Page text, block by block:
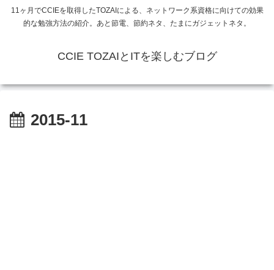
11ヶ月でCCIEを取得したTOZAIによる、ネットワーク系資格に向けての効果
的な勉強方法の紹介。あと節電、節約ネタ、たまにガジェットネタ。
CCIE TOZAIとITを楽しむブログ
2015-11